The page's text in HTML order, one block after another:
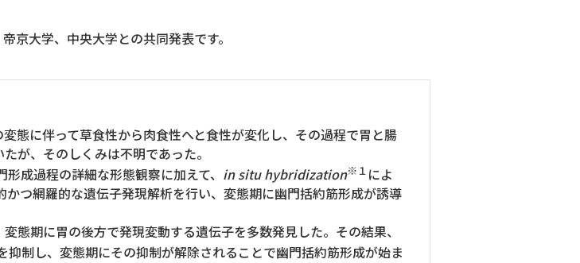
京大学、中央大学との共同発表です。
態に伴って草食性から肉食性へと食性が変化し、その過程で胃と腸
が、そのしくみは不明であった。
成過程の詳細な形態観察に加えて、 in situ hybridization※１ によ
つ網羅的な遺伝子発現解析を行い、変態期に幽門括約筋形成が誘導
期に胃の後方で発現変動する遺伝子を多数発見した。その結果、
抑制し、変態期にその抑制が解除されることで幽門括約筋形成が始ま